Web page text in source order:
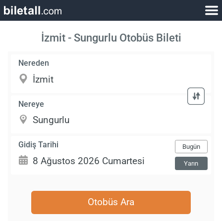
İzmit - Sungurlu Otobüs Bileti
Nereden
Nereye
Gidiş Tarihi Bugün
Yarın
Otobüs Ara